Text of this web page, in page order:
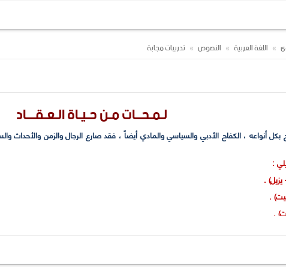
وما سر جماله ؟
، وَلُوع) ؟
اللغة العربية النصوص
تدريبات مجابة
لـمـحــات مـن حـيـاة الـعـقـــاد
أنواعه ، الكفاح الأدبي والسياسي والمادي أيضاً ، فقد صارع الرجال والزمن
:
.
.
.
فرض احترامه على الصحافة والأدباء . وضح ذلك .
طويلة من الكفاح " ؟ وبمَ توحي ؟